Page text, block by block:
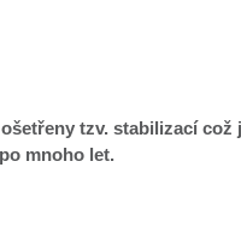
tzv. stabilizací
mnoho let.